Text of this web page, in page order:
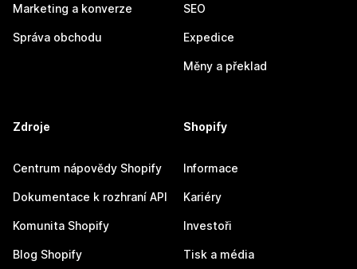
Marketing a konverze
Správa obchodu
SEO
Expedice
Měny a překlad
Zdroje
Centrum nápovědy Shopify
Dokumentace k rozhraní API
Komunita Shopify
Blog Shopify
Shopify
Informace
Kariéry
Investoři
Tisk a média